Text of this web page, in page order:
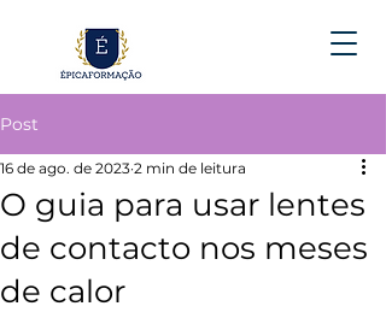
Post
O guia para usar lentes
de contacto nos meses
de calor
16 de ago. de 2023 2 min de leitura